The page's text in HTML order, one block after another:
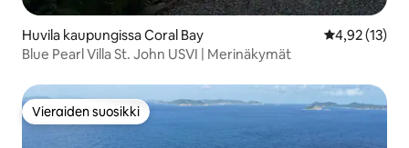
Huvila kaupungissa Coral Bay
4,92 (13)
Blue Pearl Villa St. John USVI | Merinäkymät
Vieraiden suosikki
Vieraiden suosikki